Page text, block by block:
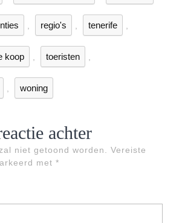
regio's tenerife
koop toeristen
woning
achter
niet getoond worden.
Vereiste
met *